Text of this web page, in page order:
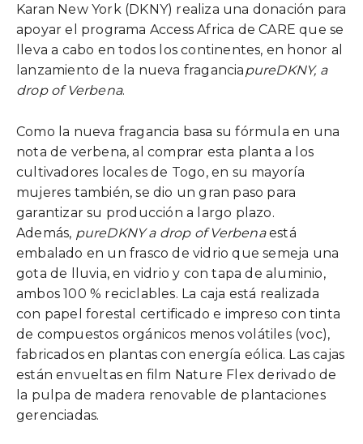
Karan New York (DKNY) realiza una donación para
apoyar el programa Access Africa de CARE que se
lleva a cabo en todos los continentes, en honor al
lanzamiento de la nueva fragancia pureDKNY, a
drop of Verbena.
Como la nueva fragancia basa su fórmula en una
nota de verbena, al comprar esta planta a los
cultivadores locales de Togo, en su mayoría
mujeres también, se dio un gran paso para
garantizar su producción a largo plazo.
Además, pureDKNY a drop of Verbenaestá
embalado en un frasco de vidrio que semeja una
gota de lluvia, en vidrio y con tapa de aluminio,
ambos 100 % reciclables. La caja está realizada
con papel forestal certificado e impreso con tinta
de compuestos orgánicos menos volátiles (voc),
fabricados en plantas con energía eólica. Las cajas
están envueltas en film Nature Flex derivado de
la pulpa de madera renovable de plantaciones
gerenciadas.